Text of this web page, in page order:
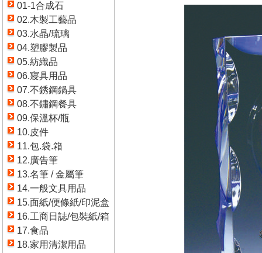
01-1合成石
02.木製工藝品
03.水晶/琉璃
04.塑膠製品
05.紡織品
06.寢具用品
07.不銹鋼鍋具
08.不鏽鋼餐具
09.保溫杯/瓶
10.皮件
11.包.袋.箱
12.廣告筆
13.名筆 / 金屬筆
14.一般文具用品
15.面紙/便條紙/印泥盒
16.工商日誌/包裝紙/箱
17.食品
18.家用清潔用品